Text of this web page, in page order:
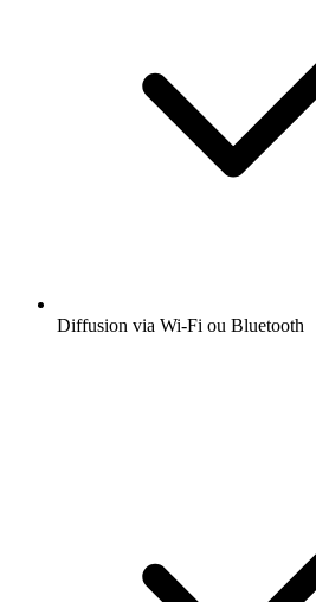
Diffusion via Wi-Fi ou Bluetooth